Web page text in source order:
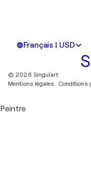
Français | USD
© 2026 Singulart
Mentions légales. Conditions
Peintre